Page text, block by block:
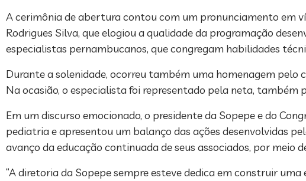
A cerimônia de abertura contou com um pronunciamento em
Rodrigues Silva, que elogiou a qualidade da programação
especialistas pernambucanos, que congregam habilidades
Durante a solenidade, ocorreu também uma homenagem pelo
Na ocasião, o especialista foi representado pela neta, também
Em um discurso emocionado, o presidente da Sopepe e do
pediatria e apresentou um balanço das ações desenvolvidas
avanço da educação continuada de seus associados, por meio
“A diretoria da Sopepe sempre esteve dedica em construir